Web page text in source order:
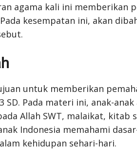
agama kali ini memberikan
kesempatan ini, akan
untuk memberikan
SD. Pada materi ini, anak-
Allah SWT, malaikat, kitab
Indonesia memahami
kehidupan sehari-hari.